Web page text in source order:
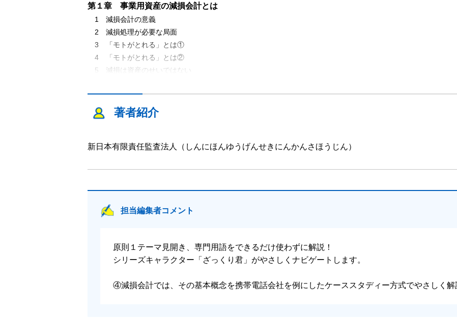
第１章 事業用資産の減損会計とは
1 減損会計の意義
2 減損処理が必要な局面
3 「モトがとれる」とは①
4 「モトがとれる」とは②
5 減損は資産のせいではない
7 減損会計の適用対象
■減損会計の手順
1 資産のグルーピング①
6 共用資産のグルーピング
第３章 減損の兆候の把握
2 減損の兆候①－２
著者紹介
新日本有限責任監査法人（しんにほんゆうげんせきにんかんさほうじん）
担当編集者コメント
原則１テーマ見開き、専門用語をできるだけ使わずに解説！
シリーズキャラクター「ざっくり君」がやさしくナビゲートします。
④減損会計では、その基本概念を携帯電話会社を例にしたケーススタディー方式でやさしく解